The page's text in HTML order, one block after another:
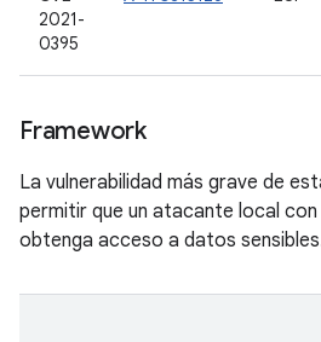
2021-
0395
Framework
La vulnerabilidad más grave de
permitir que un atacante local
obtenga acceso a datos